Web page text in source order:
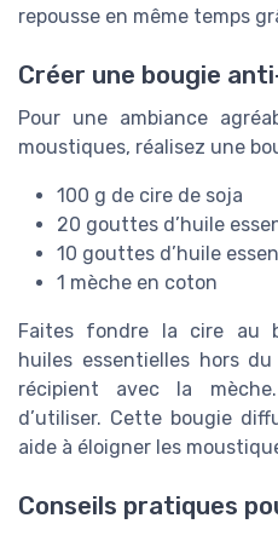
repousse en même temps
Créer une bougie
Pour une ambiance
moustiques, réalisez une
100 g de cire de soja
20 gouttes d’huile
10 gouttes d’huile
1 mèche en coton
Faites fondre la cire au
huiles essentielles hors
récipient avec la
d’utiliser. Cette bougie
aide à éloigner les
Conseils pratiques